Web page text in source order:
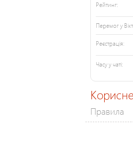
Рейтинг:
Перемог у
Реєстрація:
Часу у чаті:
Корисне
Правила